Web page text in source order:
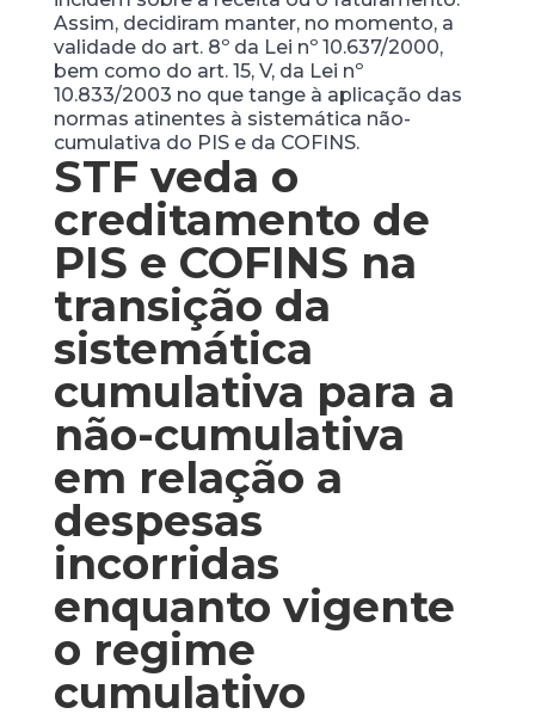
Assim, decidiram manter, no momento, a
validade do art. 8º da Lei nº 10.637/2000,
bem como do art. 15, V, da Lei nº
10.833/2003 no que tange à aplicação das
normas atinentes à sistemática não-
cumulativa do PIS e da COFINS.
STF veda o
creditamento de
PIS e COFINS na
transição da
sistemática
cumulativa para a
não-cumulativa
em relação a
despesas
incorridas
enquanto vigente
o regime
cumulativo